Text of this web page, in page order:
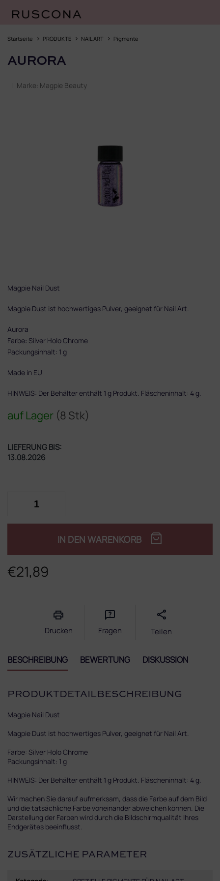
InhaltStartseite PRODUKTE NAIL ART Pigmente
AURORA
Marke: Magpie Beauty
€21,89
auf Lager (8 Stk)
LIEFERUNG BIS:
13.08.2026
IN DEN WARENKORB
Magpie Nail Dust
Magpie Dust ist hochwertiges Pulver, geeignet für Nail Art.
Aurora
Farbe: Silver Holo Chrome
Packungsinhalt: 1 g
Made in EU
HINWEIS: Der Behälter enthält 1 g Produkt. Fläscheninhalt: 4 g.
Drucken Fragen Teilen
BESCHREIBUNG BEWERTUNG DISKUSSION
PRODUKTDETAILBESCHREIBUNG
Magpie Nail Dust
Magpie Dust ist hochwertiges Pulver, geeignet für Nail Art.
Farbe: Silver Holo Chrome
Packungsinhalt: 1 g
HINWEIS: Der Behälter enthält 1 g Produkt. Fläscheninhalt: 4 g.
Wir machen Sie darauf aufmerksam, dass die Farbe auf dem Bild
und die tatsächliche Farbe voneinander abweichen können. Die
Darstellung der Farben wird durch die Bildschirmqualität Ihres
Endgerätes beeinflusst.
ZUSÄTZLICHE PARAMETER